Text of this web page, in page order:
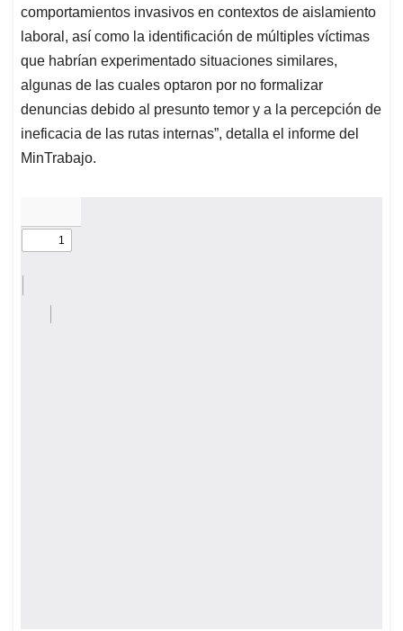
comportamientos invasivos en contextos de aislamiento
laboral, así como la identificación de múltiples víctimas
que habrían experimentado situaciones similares,
algunas de las cuales optaron por no formalizar
denuncias debido al presunto temor y a la percepción de
ineficacia de las rutas internas”, detalla el informe del
MinTrabajo.